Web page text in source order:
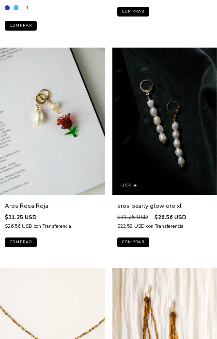
+1
COMPRAR
Aros Rosa Roja
$31.25 USD
$26.56 USD con Transferencia
-15% 🔥
aros pearly glow oro xl
$31.25 USD $26.56 USD
$22.58 USD con Transferencia